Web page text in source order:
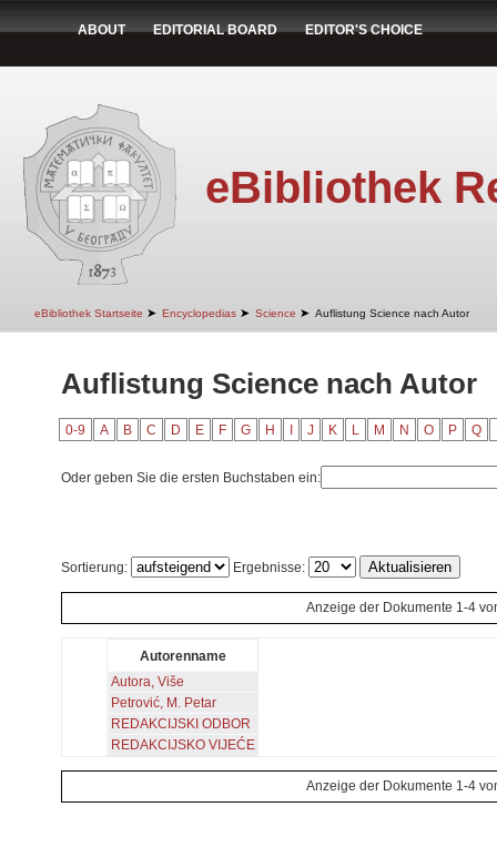
ABOUT EDITORIAL BOARD EDITOR'S CHOICE
eBibliothek
eBibliothek Startseite ➤ Encyclopedias ➤ Science ➤ Auflistung Science nach Autor
Auflistung Science nach Autor
0-9 A B C D E F G H J K L M N O P Q
Oder geben Sie die ersten Buchstaben ein:
Sortierung: Ergebnisse:
Anzeige der Dokumente 1-4
Autorenname
Autora, Više
Petrović, M. Petar
REDAKCIJSKI ODBOR
REDAKCIJSKO VIJEĆE
Anzeige der Dokumente 1-4